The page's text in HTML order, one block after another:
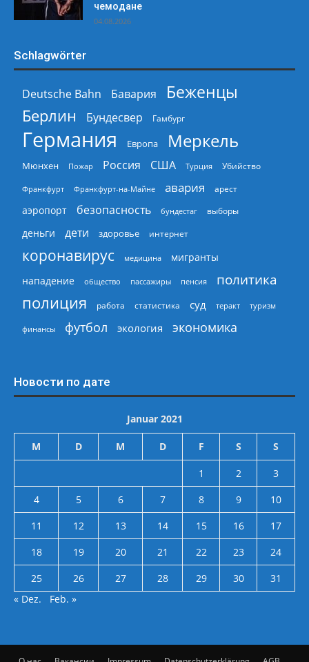
чемодане
04.08.2026
Schlagwörter
Deutsche Bahn Бавария
Беженцы
Берлин
Бундесвер Гамбург
Германия Европа Меркель
Мюнхен Пожар Россия США Турция Убийство
Франкфурт Франкфурт-на-Майне авария арест
аэропорт безопасность бундестаг выборы
деньги дети здоровье интернет
коронавирус медицина
мигранты
нападение
общество пассажиры пенсия политика
полиция работа статистика суд теракт туризм
финансы футбол экология экономика
Новости по дате
Januar 2021
M D M D F S S
1 2
3
4
5 6 7 8 9
10
11
12 13 14 15 16
17
18
19 20 21 22 23
24
25
26 27 28 29 30
31
« Dez.
Feb. »